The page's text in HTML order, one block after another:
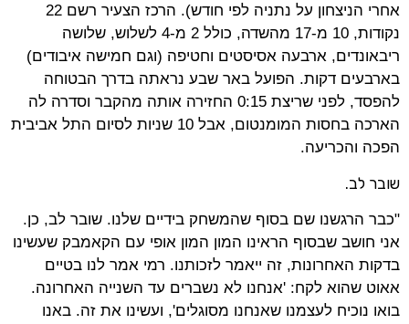
אחרי הניצחון על נתניה לפי חודש). הרכז הצעיר רשם 22
נקודות, 10 מ-17 מהשדה, כולל 2 מ-4 לשלוש, שלושה
ריבאונדים, ארבעה אסיסטים וחטיפה (וגם חמישה איבודים)
בארבעים דקות. הפועל באר שבע נראתה בדרך הבטוחה
להפסד, לפני שריצת 0:15 החזירה אותה מהקבר וסדרה לה
הארכה בחסות המומנטום, אבל 10 שניות לסיום התל אביבית
הפכה והכריעה.
שובר לב.
"כבר הרגשנו שם בסוף שהמשחק בידיים שלנו. שובר לב, כן.
אני חושב שבסוף הראינו המון המון אופי עם הקאמבק שעשינו
בדקות האחרונות, זה ייאמר לזכותנו. רמי אמר לנו בטיים
אאוט שהוא לקח: 'אנחנו לא נשברים עד השנייה האחרונה.
בואו נוכיח לעצמנו שאנחנו מסוגלים', ועשינו את זה. באנו